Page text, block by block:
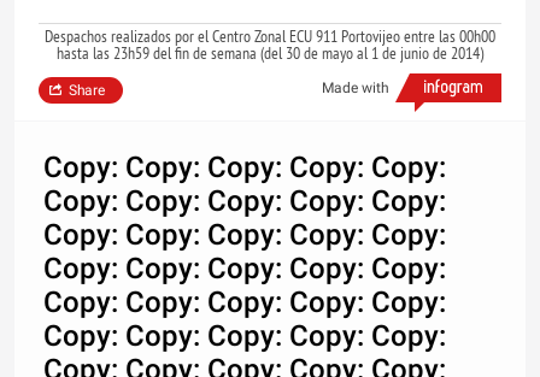
Despachos realizados por el Centro Zonal ECU 911 Portovijeo entre las 00h00
hasta las 23h59 del fin de semana (del 30 de mayo al 1 de junio de 2014)
Made with
Share
Copy: Copy: Copy: Copy: Copy:
Copy: Copy: Copy: Copy: Copy:
Copy: Copy: Copy: Copy: Copy:
Copy: Copy: Copy: Copy: Copy:
Copy: Copy: Copy: Copy: Copy:
Copy: Copy: Copy: Copy: Copy:
Copy: Copy: Copy: Copy: Copy: